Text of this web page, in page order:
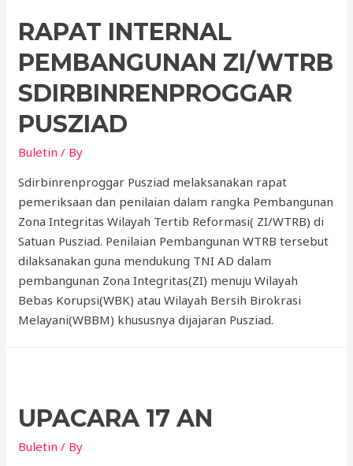
RAPAT INTERNAL
PEMBANGUNAN ZI/WTRB
SDIRBINRENPROGGAR
PUSZIAD
Buletin / By
Sdirbinrenproggar Pusziad melaksanakan rapat
pemeriksaan dan penilaian dalam rangka Pembangunan
Zona Integritas Wilayah Tertib Reformasi( ZI/WTRB) di
Satuan Pusziad. Penilaian Pembangunan WTRB tersebut
dilaksanakan guna mendukung TNI AD dalam
pembangunan Zona Integritas(ZI) menuju Wilayah
Bebas Korupsi(WBK) atau Wilayah Bersih Birokrasi
Melayani(WBBM) khususnya dijajaran Pusziad.
UPACARA 17 AN
Buletin / By